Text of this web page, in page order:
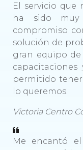
El servicio que
ha sido muy
compromiso
solución de
gran equipo
permitido
lo queremos.
Victoria Centro
Me encantó